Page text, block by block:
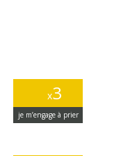
x3
je m’engage à prier